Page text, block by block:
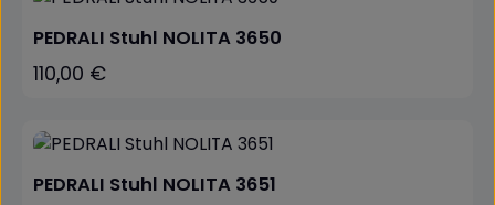
PEDRALI Stuhl NOLITA 3650
Regulärer Preis:
110,00 €
PEDRALI Stuhl NOLITA 3651